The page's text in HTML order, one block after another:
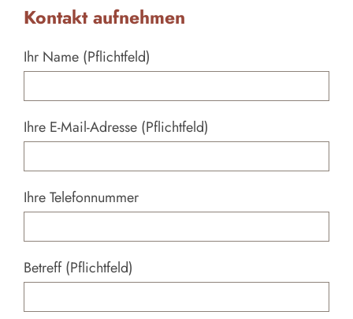
Kontakt aufnehmen
Ihr Name (Pflichtfeld)
Ihre E-Mail-Adresse (Pflichtfeld)
Ihre Telefonnummer
Betreff (Pflichtfeld)